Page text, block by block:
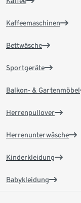
Kaffeemaschinen
Bettwäsche
Sportgeräte
Balkon- & Gartenmöbel
Herrenpullover
Herrenunterwäsche
Kinderkleidung
Babykleidung